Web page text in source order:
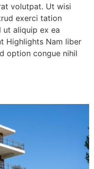
volutpat. Ut wisi
exerci tation
aliquip ex ea
Highlights Nam liber
option congue nihil